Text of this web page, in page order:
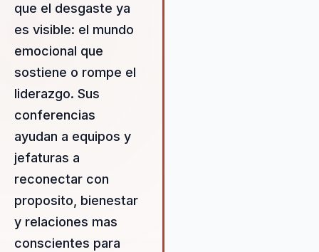
que el desgaste ya
es visible: el mundo
emocional que
sostiene o rompe el
liderazgo. Sus
conferencias
ayudan a equipos y
jefaturas a
reconectar con
proposito, bienestar
y relaciones mas
conscientes para